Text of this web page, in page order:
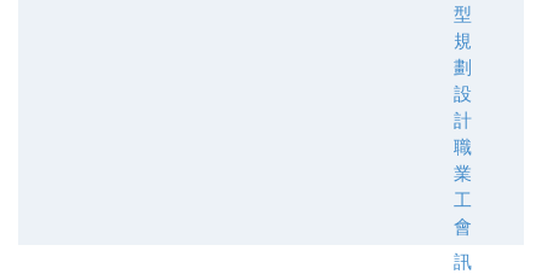
型
規
劃
設
計
職
業
工
會
訊